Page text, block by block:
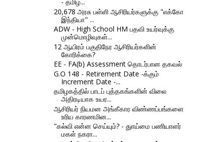
20,678 அரசு பள்ளி ஆசிரியர்களுக்கு "எக்கோ
இந்தியா" ...
ADW - High School HM பதவி உயர்வுக்கு
முன்மொழிவுகள்...
12 ஆயிரம் பகுதிநேர ஆசிரியர்களின்
கோரிக்கை?
EE - FA(b) Assessment தொடர்பான தகவல்
G.O 148 - Retirement Date -க்கும்
Increment Date -...
தமிழகத்தில் பாடப் புத்தகங்களின் விலை
அதிரடியாக உயர...
ஆசிரியர் நியமன அங்கீகார விண்ணப்பங்களை
உரிய காரணமின...
"கல்வி என்ன செய்யும்? - துாய்மை பணியாளர்
மகள் நகரா...